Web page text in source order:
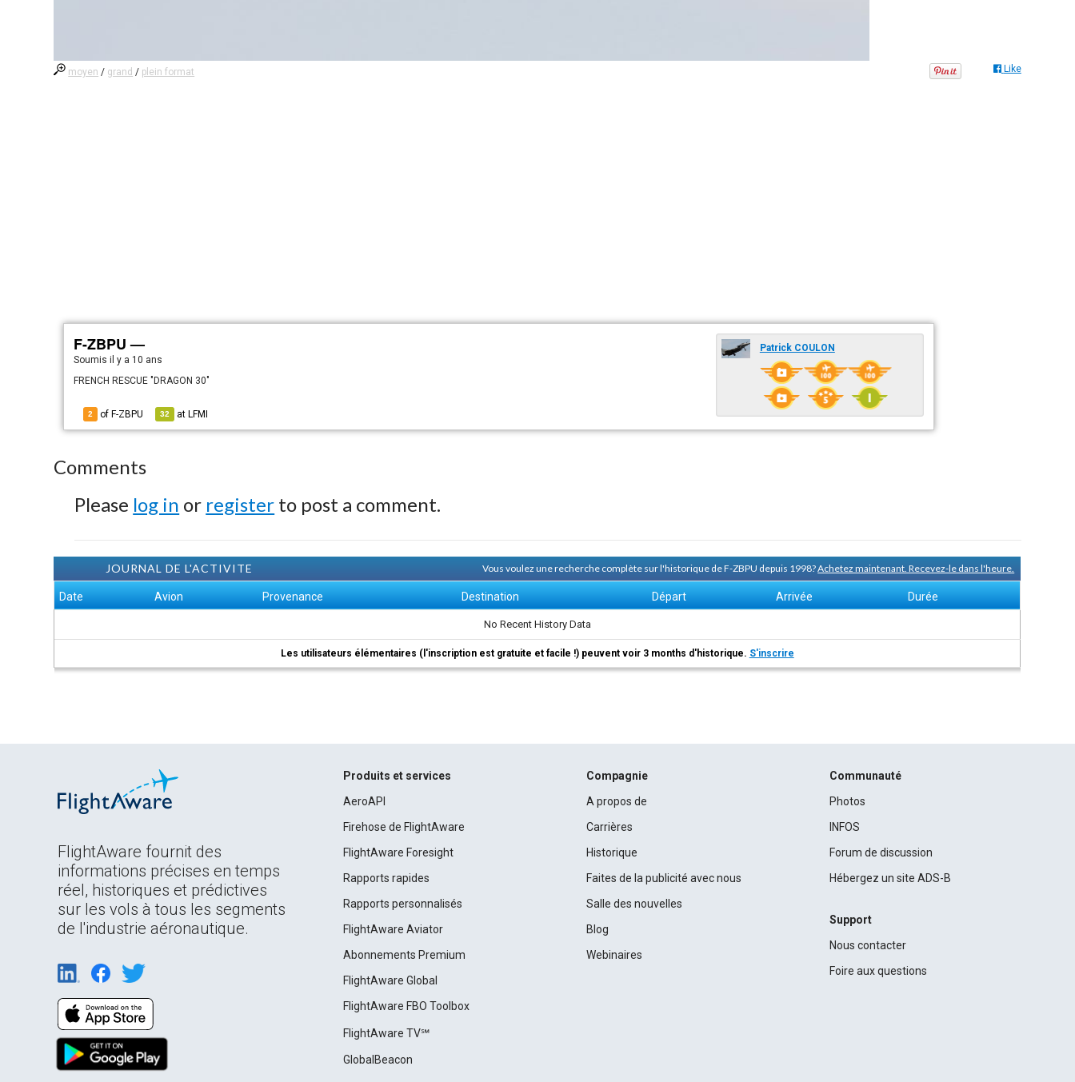
moyen / grand / plein format Like
F-ZBPU —
Soumisil y a 10 ans
FRENCH RESCUE "DRAGON 30"
2 of F-ZBPU 32 at LFMI
Patrick COULON
Comments
Please log in or register to post a comment.
JOURNAL DE L'ACTIVITE Vous voulez une recherche complète sur l'historique de F-ZBPU depuis 1998?Achetez maintenant. Recevez-le dans l'heure.
Date Avion Provenance Destination Départ Arrivée Durée
No Recent History Data
Les utilisateurs élémentaires (l'inscription est gratuite et facile !) peuvent voir 3 months d'historique. S'inscrire
FlightAware fournit des
informations précises en temps
réel, historiques et prédictives
sur les vols à tous les segments
de l'industrie aéronautique.
Produits et services
AeroAPI
Firehose de FlightAware
FlightAware Foresight
Rapports rapides
Rapports personnalisés
FlightAware Aviator
Abonnements Premium
FlightAware Global
FlightAware FBO Toolbox
FlightAware TV℠
GlobalBeacon
Compagnie
A propos de
Carrières
Historique
Faites de la publicité avec nous
Salle des nouvelles
Blog
Webinaires
Communauté
Photos
INFOS
Forum de discussion
Hébergez un site ADS-B
Support
Nous contacter
Foire aux questions